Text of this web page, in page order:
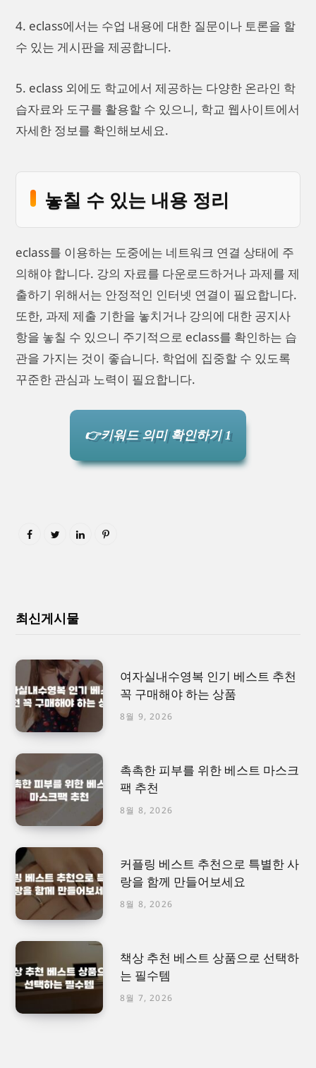
4. eclass에서는 수업 내용에 대한 질문이나 토론을 할
수 있는 게시판을 제공합니다.
5. eclass 외에도 학교에서 제공하는 다양한 온라인 학
습자료와 도구를 활용할 수 있으니, 학교 웹사이트에서
자세한 정보를 확인해보세요.
놓칠 수 있는 내용 정리
eclass를 이용하는 도중에는 네트워크 연결 상태에 주
의해야 합니다. 강의 자료를 다운로드하거나 과제를 제
출하기 위해서는 안정적인 인터넷 연결이 필요합니다.
또한, 과제 제출 기한을 놓치거나 강의에 대한 공지사
항을 놓칠 수 있으니 주기적으로 eclass를 확인하는 습
관을 가지는 것이 좋습니다. 학업에 집중할 수 있도록
꾸준한 관심과 노력이 필요합니다.
👉키워드 의미 확인하기 1
최신게시물
여자실내수영복 인기 베스트 추천
꼭 구매해야 하는 상품
8월 9, 2026
촉촉한 피부를 위한 베스트 마스크
팩 추천
8월 8, 2026
커플링 베스트 추천으로 특별한 사
랑을 함께 만들어보세요
8월 8, 2026
책상 추천 베스트 상품으로 선택하
는 필수템
8월 7, 2026